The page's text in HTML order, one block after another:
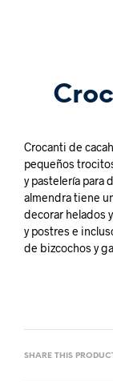
Crocanti de
pequeños
y pastelería para
almendra tiene
decorar helados
y postres e
de bizcochos y
SHARE THIS